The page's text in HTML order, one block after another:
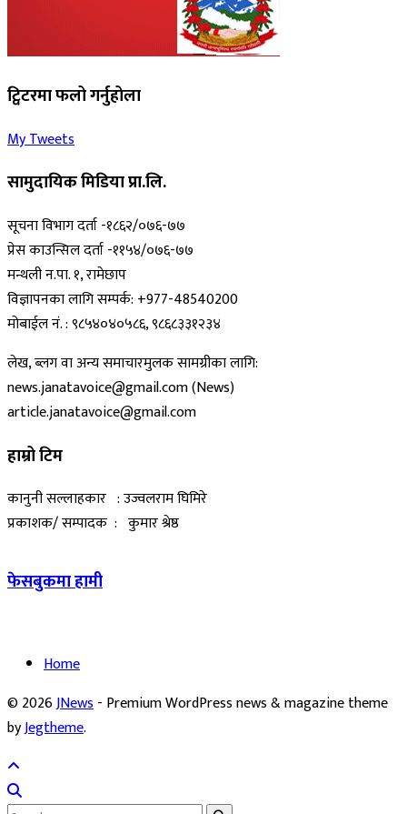
ट्विटरमा फलो गर्नुहोला
My Tweets
सामुदायिक मिडिया प्रा.लि.
सूचना विभाग दर्ता -१८६२/०७६-७७
प्रेस काउन्सिल दर्ता -११५४/०७६-७७
मन्थली न.पा. १, रामेछाप
विज्ञापनका लागि सम्पर्क: +977-48540200
मोबाईल नं. : ९८५४०४०५८६, ९८६८३३१२३४
लेख, ब्लग वा अन्य समाचारमुलक सामग्रीका लागि:
news.janatavoice@gmail.com (News)
article.janatavoice@gmail.com
हाम्रो टिम
कानुनी सल्लाहकार : उज्वलराम घिमिरे
प्रकाशक/ सम्पादक : कुमार श्रेष्ठ
फेसबुकमा हामी
Home
© 2026JNews- Premium WordPress news & magazine theme
byJegtheme.